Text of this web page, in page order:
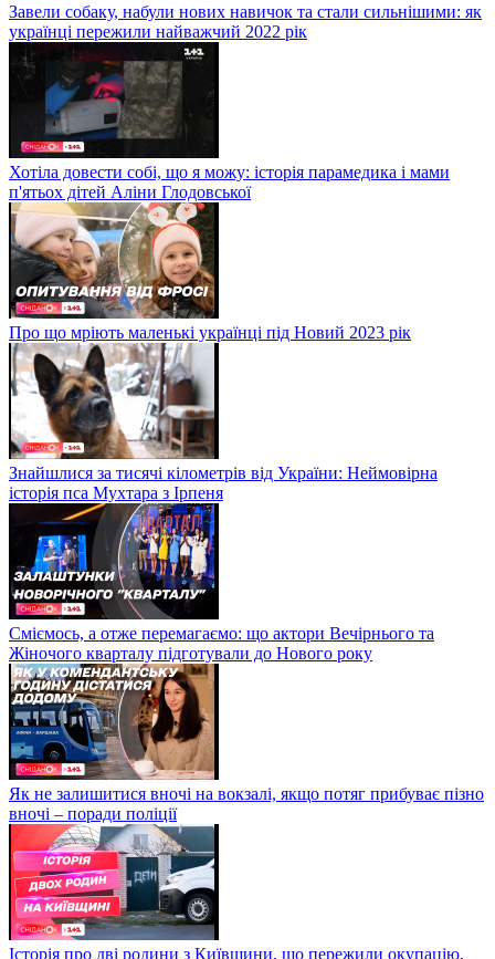
Завели собаку, набули нових навичок та стали сильнішими: як
українці пережили найважчий 2022 рік
Хотіла довести собі, що я можу: історія парамедика і мами
п'ятьох дітей Аліни Глодовської
Про що мріють маленькі українці під Новий 2023 рік
Знайшлися за тисячі кілометрів від України: Неймовірна
історія пса Мухтара з Ірпеня
Сміємось, а отже перемагаємо: що актори Вечірнього та
Жіночого кварталу підготували до Нового року
Як не залишитися вночі на вокзалі, якщо потяг прибуває пізно
вночі – поради поліції
Історія про дві родини з Київщини, що пережили окупацію,